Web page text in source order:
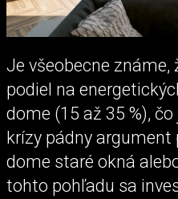
Je všeobecne
podiel na
dome (15 až 35 %),
krízy pádny argument
dome staré okná
tohto pohľadu sa